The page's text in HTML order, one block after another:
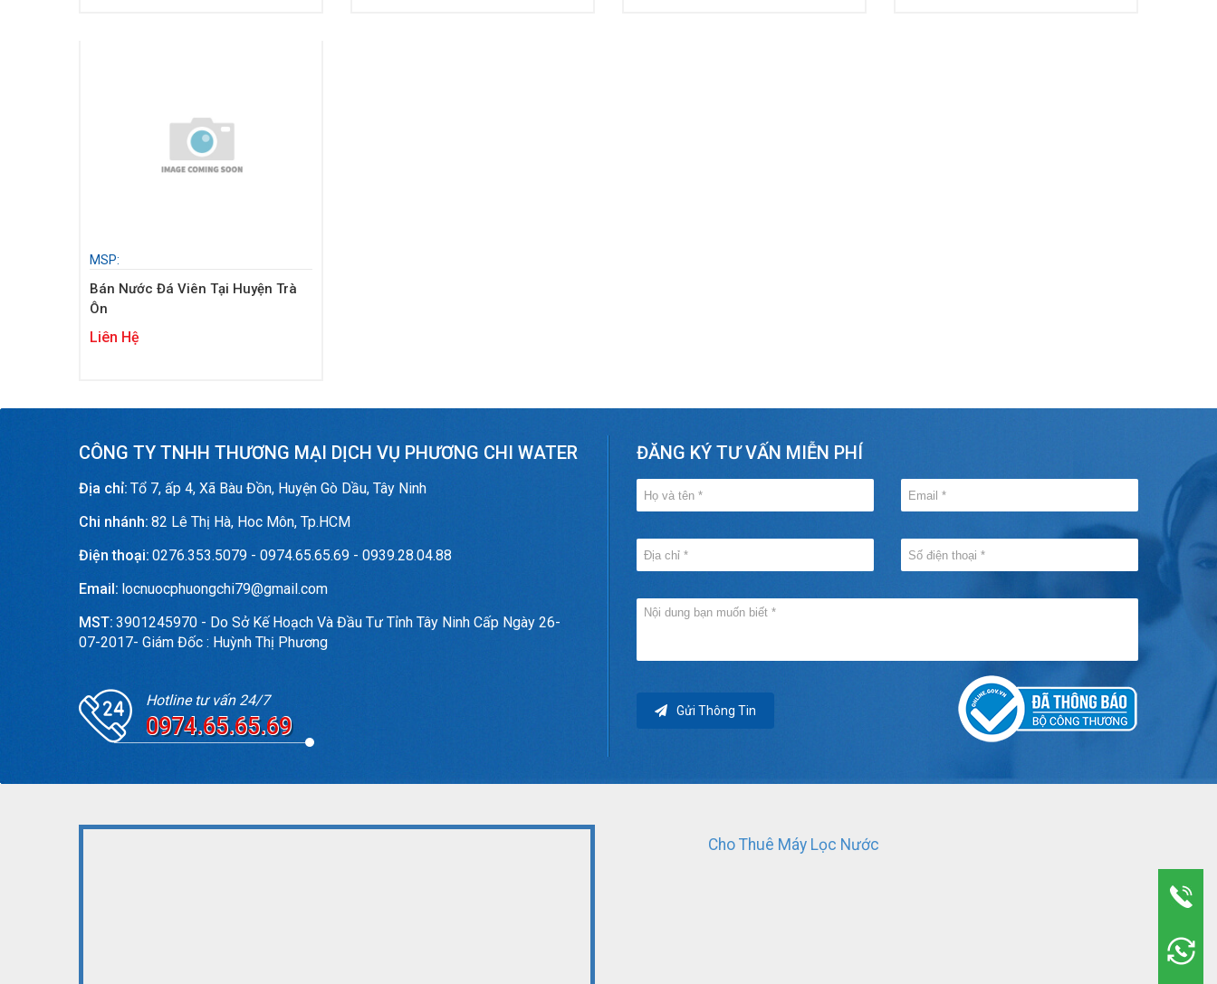
MSP:
Bán Nước Đá Viên Tại Huyện Trà
Ôn
Liên Hệ
CÔNG TY TNHH THƯƠNG MẠI DỊCH VỤ PHƯƠNG CHI WATER
Địa chỉ: Tổ 7, ấp 4, Xã Bàu Đồn, Huyện Gò Dầu, Tây Ninh
Chi nhánh: 82 Lê Thị Hà, Hoc Môn, Tp.HCM
Điện thoại: 0276.353.5079 - 0974.65.65.69 - 0939.28.04.88
Email: locnuocphuongchi79@gmail.com
MST: 3901245970 - Do Sở Kế Hoạch Và Đầu Tư Tỉnh Tây Ninh Cấp Ngày 26-
07-2017- Giám Đốc : Huỳnh Thị Phương
Hotline tư vấn 24/7
0974.65.65.69
ĐĂNG KÝ TƯ VẤN MIỄN PHÍ
Gửi Thông Tin
Cho Thuê Máy Lọc Nước